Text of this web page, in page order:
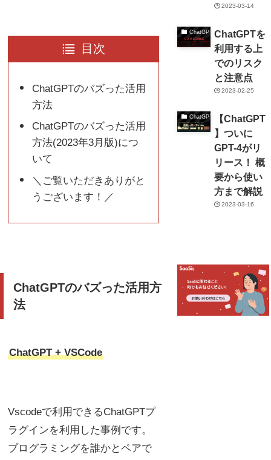
目次
ChatGPTのバズった活用
方法
ChatGPTのバズった活用
方法(2023年3月版)につ
いて
＼ご覧いただきありがと
うございます！／
ChatGPTのバズった活用方
法
ChatGPT + VSCode
Vscodeで利用できるChatGPTプ
ラグインを利用した事例です。
プログラミングを誰かとペアで
2023-03-14
ChatGPT
ChatGPTを
利用する上
でのリスク
と注意点
2023-02-25
ChatGPT
【ChatGPT
】ついに
GPT-4がリ
リース！ 概
要から使い
方まで解説
2023-03-16